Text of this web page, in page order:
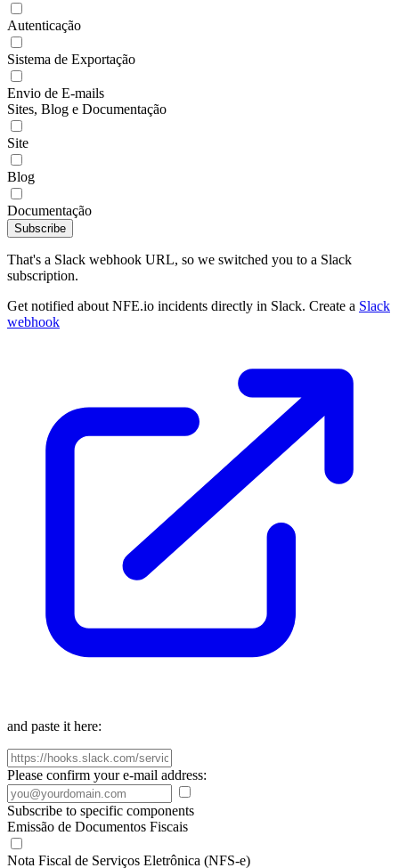
Autenticação
Sistema de Exportação
Envio de E-mails
Sites, Blog e Documentação
Site
Blog
Documentação
Subscribe
That's a Slack webhook URL, so we switched you to a Slack
subscription.
Get notified about NFE.io incidents directly in Slack. Create a Slack
webhook
and paste it here:
Please confirm your e-mail address:
Subscribe to specific components
Emissão de Documentos Fiscais
Nota Fiscal de Serviços Eletrônica (NFS-e)